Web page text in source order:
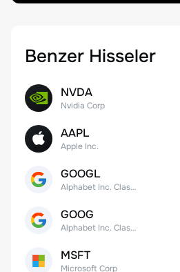
Benzer Hisseler
NVDA
Nvidia Corp
AAPL
Apple Inc.
GOOGL
Alphabet Inc. Class A Common Stock
GOOG
Alphabet Inc. Class C Capital Stock
MSFT
Microsoft Corp